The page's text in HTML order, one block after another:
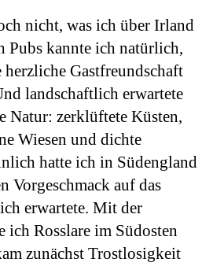
nicht, was ich über Irland
Pubs kannte ich natürlich,
herzliche Gastfreundschaft
landschaftlich erwartete
Natur: zerklüftete Küsten,
Wiesen und dichte
hatte ich in Südengland
Vorgeschmack auf das
erwartete. Mit der
ich Rosslare im Südosten
zunächst Trostlosigkeit